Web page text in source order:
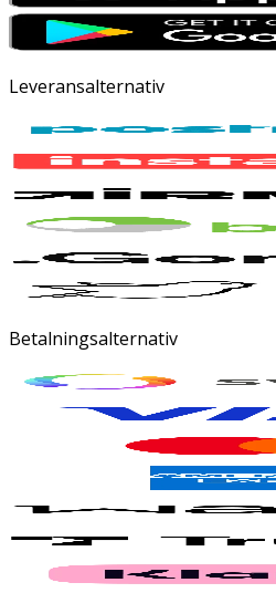
Leveransalternativ
Betalningsalternativ